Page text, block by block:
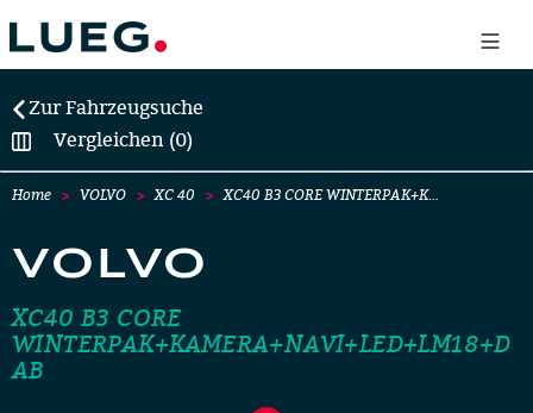
Zur Fahrzeugsuche
Vergleichen (0)
Home VOLVO XC 40 XC40 B3 CORE WINTERPAK+K…
VOLVO
XC40 B3 CORE
WINTERPAK+KAMERA+NAVI+LED+LM18+D
AB